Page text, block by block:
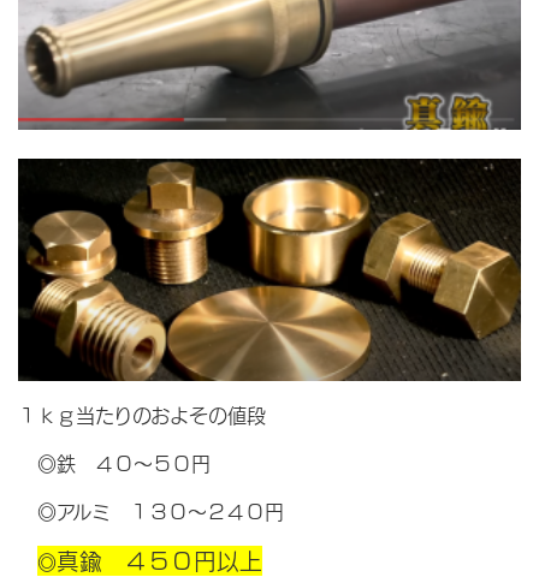
１ｋｇ当たりのおよその値段
◎鉄 ４０～５０円
◎アルミ １３０～２４０円
◎真鍮 ４５０円以上